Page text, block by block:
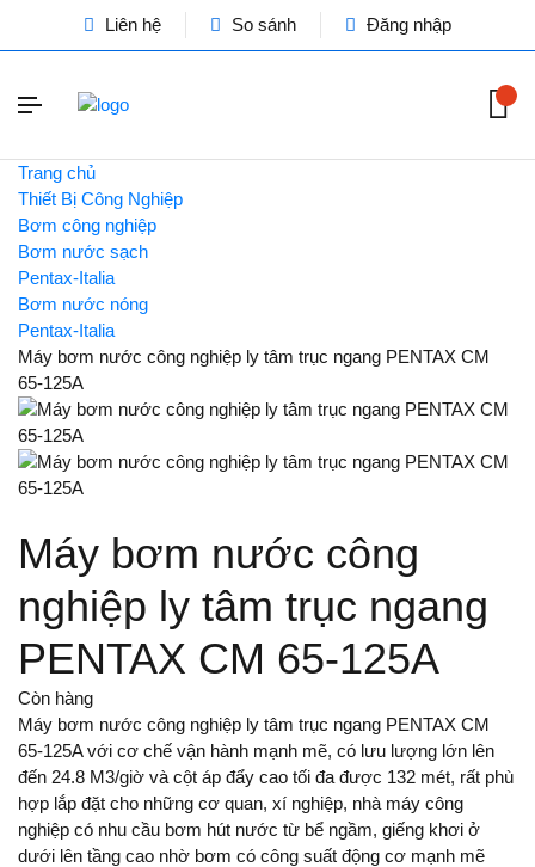
Liên hệ So sánh Đăng nhập
Trang chủ
Thiết Bị Công Nghiệp
Bơm công nghiệp
Bơm nước sạch
Pentax-Italia
Bơm nước nóng
Pentax-Italia
Máy bơm nước công nghiệp ly tâm trục ngang PENTAX CM
65-125A
Máy bơm nước công
nghiệp ly tâm trục ngang
PENTAX CM 65-125A
Còn hàng
Máy bơm nước công nghiệp ly tâm trục ngang PENTAX CM
65-125A với cơ chế vận hành mạnh mẽ, có lưu lượng lớn lên
đến 24.8 M3/giờ và cột áp đẩy cao tối đa được 132 mét, rất phù
hợp lắp đặt cho những cơ quan, xí nghiệp, nhà máy công
nghiệp có nhu cầu bơm hút nước từ bể ngầm, giếng khơi ở
dưới lên tầng cao nhờ bơm có công suất động cơ mạnh mẽ